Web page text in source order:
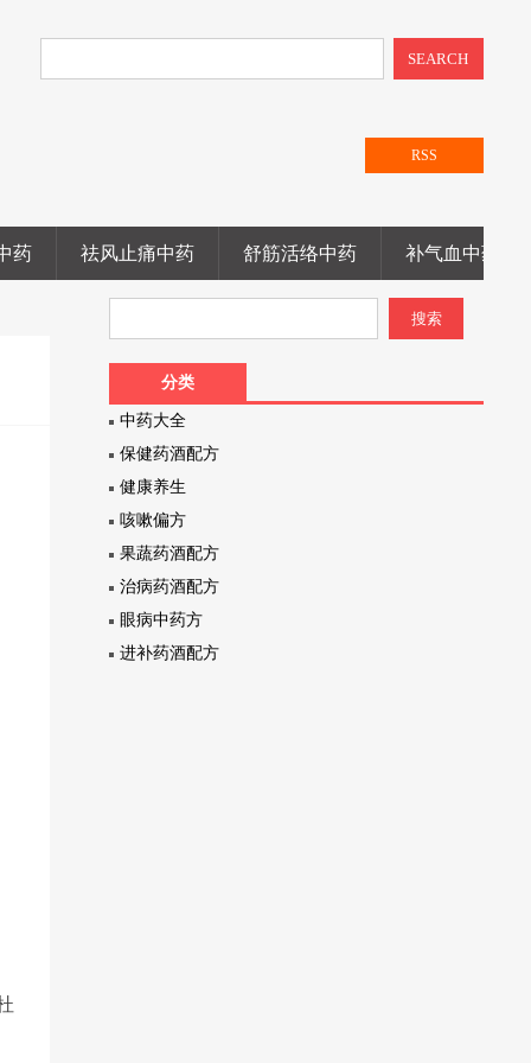
SEARCH
RSS
药 祛风止痛中药 舒筋活络中药 补气血中药
分类
中药大全
保健药酒配方
健康养生
咳嗽偏方
果蔬药酒配方
治病药酒配方
眼病中药方
进补药酒配方